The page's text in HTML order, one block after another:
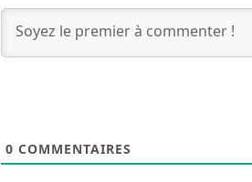
0 COMMENTAIRES